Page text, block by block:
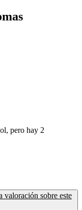
pero hay 2
valoración sobre este